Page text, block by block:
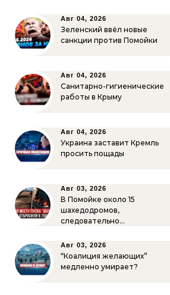
Авг 04, 2026
Зеленский ввёл новые
санкции против Помойки
Авг 04, 2026
Санитарно-гигиенические
работы в Крыму
Авг 04, 2026
Украина заставит Кремль
просить пощады
Авг 03, 2026
В Помойке около 15
шахедодромов,
следовательно…
Авг 03, 2026
“Коалиция желающих”
медленно умирает?